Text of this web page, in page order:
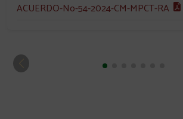
ACUERDO-No-54-2024-CM-MPCT-RA